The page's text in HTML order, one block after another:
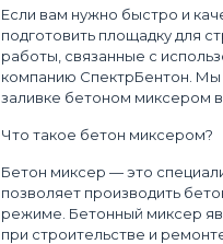
Если вам нужно быстро и
подготовить площадку для
работы, связанные с
компанию СпектрБентон. Мы
заливке бетоном миксером
Что такое бетон миксером?
Бетон миксер — это
позволяет производить
режиме. Бетонный миксер
при строительстве и